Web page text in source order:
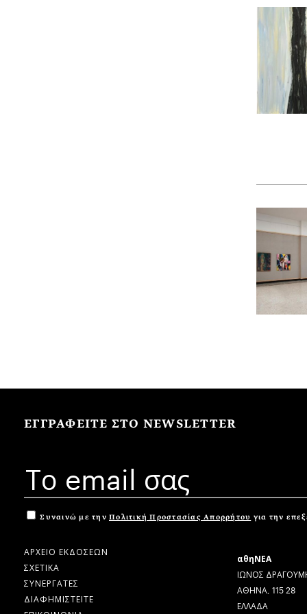
ΕΓΓΡΑΦΕΙΤΕ ΣΤΟ NEWSLETTER
Συναινώ με την Πολιτική Προστασίας Απορρήτου για την
ΑΡΧΕΙΟ ΕΚΔΟΣΕΩΝ
ΣΧΕΤΙΚΑ
ΣΥΝΕΡΓΑΤΕΣ
ΔΙΑΦΗΜΙΣΤΕΙΤΕ
αθηΝΕΑ
ΙΩΝΟΣ
ΑΘΗΝΑ, 115 28
ΕΛΛΑΔΑ